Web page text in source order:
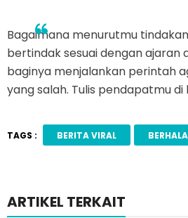
Bagaimana menurutmu
bertindak sesuai dengan ajaran
baginya menjalankan perintah
yang salah. Tulis pendapatmu
TAGS : BERITA VIRAL BERHALA
ARTIKEL TERKAIT